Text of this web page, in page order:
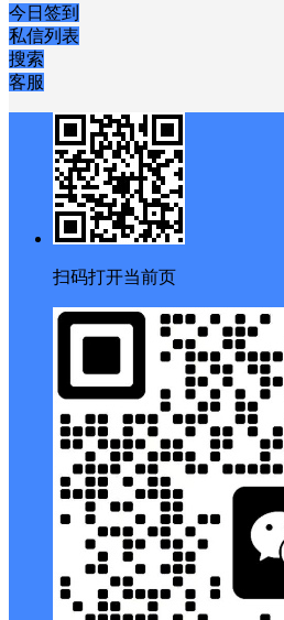
今日签到
私信列表
搜索
客服
扫码打开当前页